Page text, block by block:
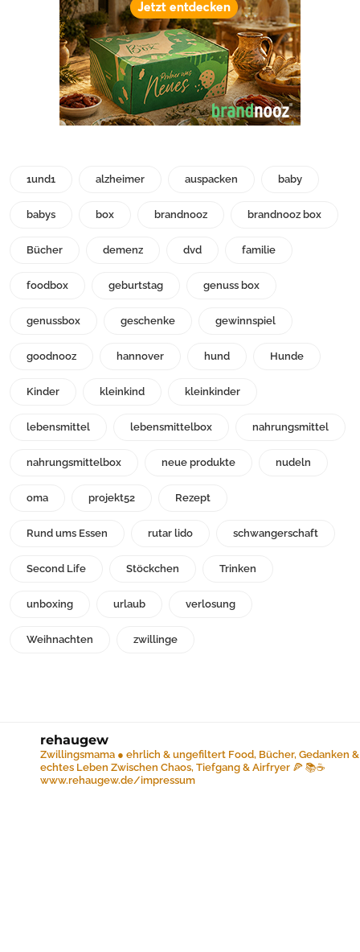
1und1 alzheimer auspacken baby
babys box brandnooz brandnooz box
Bücher demenz dvd familie
foodbox geburtstag genuss box
genussbox geschenke gewinnspiel
goodnooz hannover hund Hunde
Kinder kleinkind kleinkinder
lebensmittel lebensmittelbox nahrungsmittel
nahrungsmittelbox neue produkte nudeln
oma projekt52 Rezept
Rund ums Essen rutar lido schwangerschaft
Second Life Stöckchen Trinken
unboxing urlaub verlosung
Weihnachten zwillinge
rehaugew
Zwillingsmama ● ehrlich & ungefiltert Food, Bücher, Gedanken &
echtes Leben Zwischen Chaos, Tiefgang & Airfryer 🍕 📚☕️
www.rehaugew.de/impressum